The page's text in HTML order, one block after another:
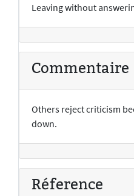
Leaving without
Commentaire
Others reject criticism
down.
Réference